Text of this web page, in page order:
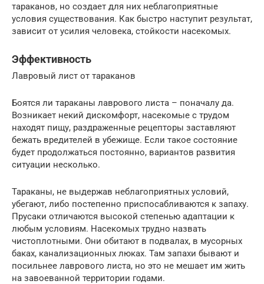
тараканов, но создает для них неблагоприятные
условия существования. Как быстро наступит результат,
зависит от усилия человека, стойкости насекомых.
Эффективность
Лавровый лист от тараканов
Боятся ли тараканы лаврового листа – поначалу да.
Возникает некий дискомфорт, насекомые с трудом
находят пищу, раздраженные рецепторы заставляют
бежать вредителей в убежище. Если такое состояние
будет продолжаться постоянно, вариантов развития
ситуации несколько.
Тараканы, не выдержав неблагоприятных условий,
убегают, либо постепенно приспосабливаются к запаху.
Прусаки отличаются высокой степенью адаптации к
любым условиям. Насекомых трудно назвать
чистоплотными. Они обитают в подвалах, в мусорных
баках, канализационных люках. Там запахи бывают и
посильнее лаврового листа, но это не мешает им жить
на завоеванной территории годами.